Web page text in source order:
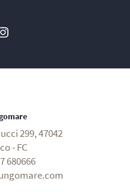
299, 47042
- FC
680666